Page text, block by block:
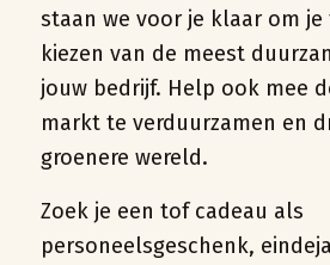
staan we voor je klaar om
kiezen van de meest
jouw bedrijf. Help ook mee
markt te verduurzamen en
groenere wereld.
Zoek je een tof cadeau als
personeelsgeschenk,